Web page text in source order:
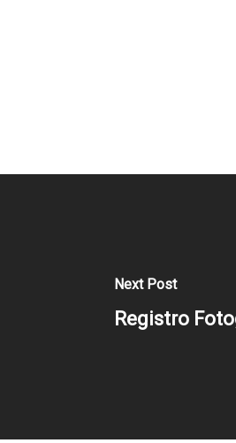
Next Post
Registro